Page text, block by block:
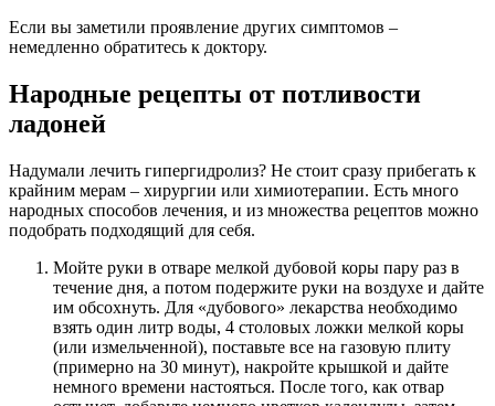
Если вы заметили проявление других симптомов –
немедленно обратитесь к доктору.
Народные рецепты от потливости
ладоней
Надумали лечить гипергидролиз? Не стоит сразу прибегать к
крайним мерам – хирургии или химиотерапии. Есть много
народных способов лечения, и из множества рецептов можно
подобрать подходящий для себя.
Мойте руки в отваре мелкой дубовой коры пару раз в
течение дня, а потом подержите руки на воздухе и дайте
им обсохнуть. Для «дубового» лекарства необходимо
взять один литр воды, 4 столовых ложки мелкой коры
(или измельченной), поставьте все на газовую плиту
(примерно на 30 минут), накройте крышкой и дайте
немного времени настояться. После того, как отвар